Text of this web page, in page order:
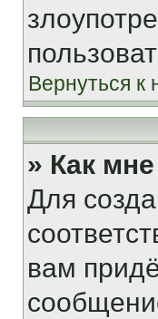
Вернуться к
» Как
Для
вам